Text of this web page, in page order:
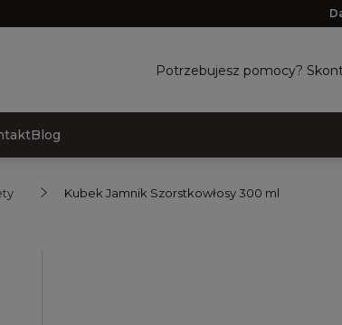
Potrzebujesz pomocy?
Blog
Kubek Jamnik Szorstkowłosy 300 ml